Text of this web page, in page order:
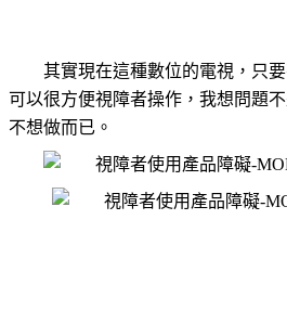
其實現在這種數位的電視，只
可以很方便視障者操作，我想問題
不想做而已。